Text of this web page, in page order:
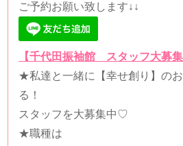
ご予約お願い致します↓↓
【千代田振袖館 スタッフ大募集
★私達と一緒に【幸せ創り】の
る！
スタッフを大募集中♡️
★職種は